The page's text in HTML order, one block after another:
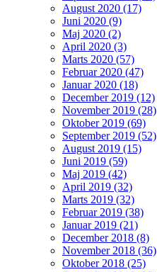
August 2020 (17)
Juni 2020 (9)
Maj 2020 (2)
April 2020 (3)
Marts 2020 (57)
Februar 2020 (47)
Januar 2020 (18)
December 2019 (12)
November 2019 (28)
Oktober 2019 (69)
September 2019 (52)
August 2019 (15)
Juni 2019 (59)
Maj 2019 (42)
April 2019 (32)
Marts 2019 (32)
Februar 2019 (38)
Januar 2019 (21)
December 2018 (8)
November 2018 (36)
Oktober 2018 (25)